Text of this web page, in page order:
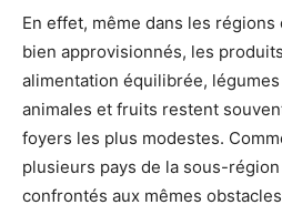
En effet, même dans les
bien approvisionnés, les
alimentation équilibrée,
animales et fruits restent
foyers les plus modestes.
plusieurs pays de la sous-
confrontés aux mêmes